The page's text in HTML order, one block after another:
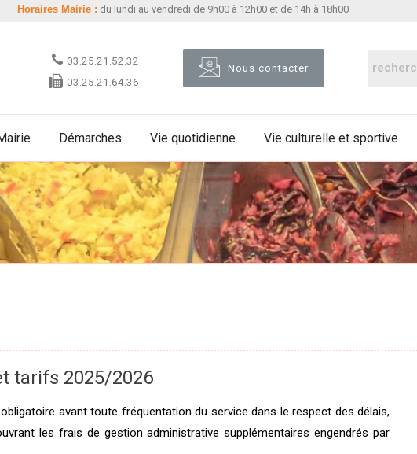
Horaires Mairie : du lundi au vendredi de 9h00 à 12h00 et de 14h à 18h00
03.25.21.52.32
03.25.21.64.36
Nous contacter
Démarches Vie quotidienne Vie culturelle et sportive
tarifs 2025/2026
avant toute fréquentation du service dans le respect des délais,
les frais de gestion administrative supplémentaires engendrés par